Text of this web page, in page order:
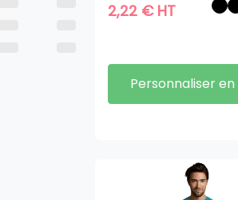
2,22 €HT
Personnaliser en